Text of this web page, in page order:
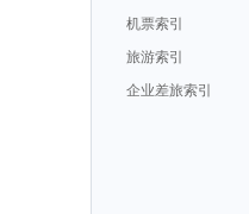
机票索引
旅游索引
企业差旅索引